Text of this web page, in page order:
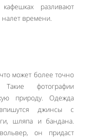
разливают
времени.
может более точно
Такие фотографии
природу. Одежда
джинсы с
шляпа и бандана.
он придаст